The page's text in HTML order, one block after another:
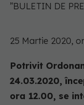
”BULETIN DE
25 Martie 2020,
Potrivit
24.03.2020,
ora 12.00, se